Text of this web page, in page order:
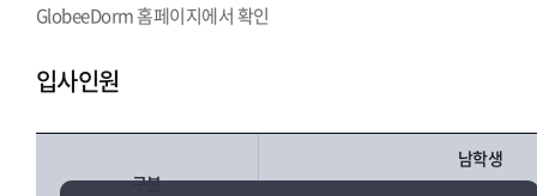
GlobeeDorm 홈페이지에서 확인
입사인원
구분
남학생